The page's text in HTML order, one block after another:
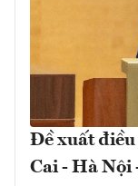
Đề xuất điều
Cai - Hà Nội